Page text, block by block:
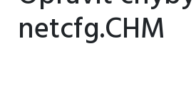
netcfg.CHM